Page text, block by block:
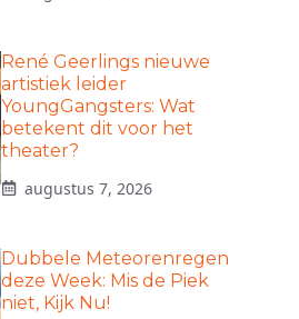
René Geerlings nieuwe
artistiek leider
YoungGangsters: Wat
betekent dit voor het
theater?
augustus 7, 2026
Dubbele Meteorenregen
deze Week: Mis de Piek
niet, Kijk Nu!